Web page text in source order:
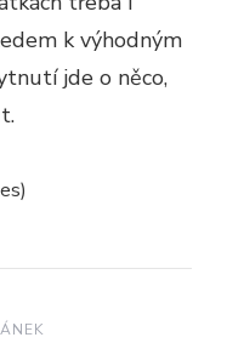
k výhodným
jde o něco,